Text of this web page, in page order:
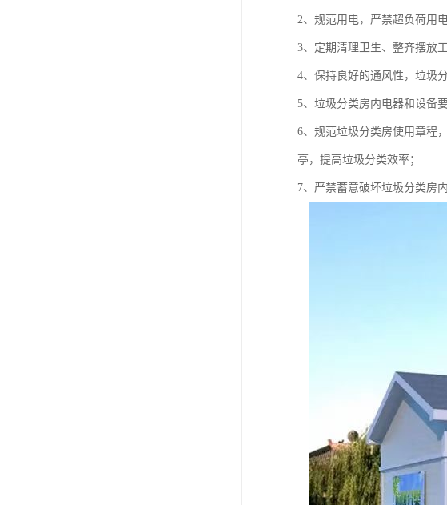
2、规范用电，严禁超负荷用
3、定期清理卫生、整齐摆放
4、保持良好的通风性，垃圾
5、垃圾分类房内电器和设备
6、规范垃圾分类房使用章程
亭，提高垃圾分类效率；
7、严禁蓄意破坏垃圾分类房